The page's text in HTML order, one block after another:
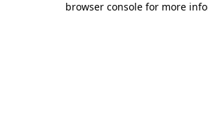
browser console for more